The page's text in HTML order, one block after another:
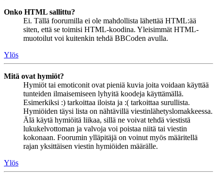
Onko HTML sallittu?
Ei. Tällä foorumilla ei ole mahdollista lähettää HTML:ää
siten, että se toimisi HTML-koodina. Yleisimmät HTML-
muotoilut voi kuitenkin tehdä BBCoden avulla.
Ylös
Mitä ovat hymiöt?
Hymiöt tai emoticonit ovat pieniä kuvia joita voidaan käyttää
tunteiden ilmaisemiseen lyhyitä koodeja käyttämällä.
Esimerkiksi :) tarkoittaa iloista ja :( tarkoittaa surullista.
Hymiöiden täysi lista on nähtävillä viestinlähetyslomakkeessa.
Älä käytä hymiöitä liikaa, sillä ne voivat tehdä viestistä
lukukelvottoman ja valvoja voi poistaa niitä tai viestin
kokonaan. Foorumin ylläpitäjä on voinut myös määritellä
rajan yksittäisen viestin hymiöiden määrälle.
Ylös